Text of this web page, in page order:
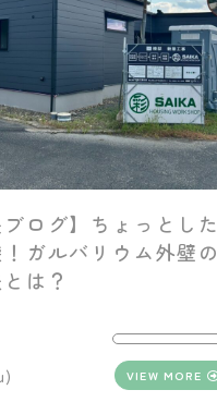
ブログ】ちょっとした
ガルバリウム外壁の
は？
VIEW MORE